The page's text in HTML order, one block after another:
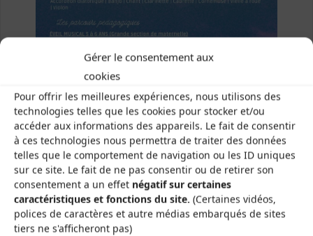
Gérer le consentement aux
cookies
Pour offrir les meilleures expériences, nous utilisons des
technologies telles que les cookies pour stocker et/ou
accéder aux informations des appareils. Le fait de consentir
à ces technologies nous permettra de traiter des données
telles que le comportement de navigation ou les ID uniques
sur ce site. Le fait de ne pas consentir ou de retirer son
consentement a un effet négatif sur certaines
caractéristiques et fonctions du site. (Certaines vidéos,
polices de caractères et autre médias embarqués de sites
tiers ne s'afficheront pas)